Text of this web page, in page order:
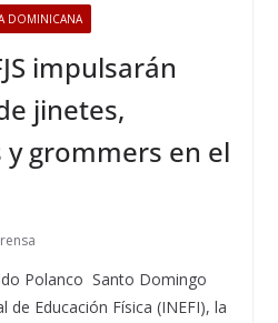
DOMINICANA
impulsarán
jinetes,
grommers en el
Polanco Santo Domingo
de Educación Física (INEFI), la